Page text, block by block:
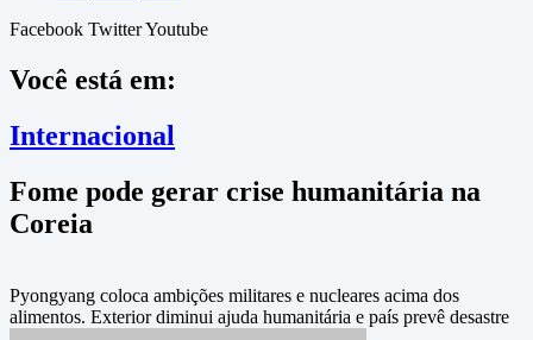
Facebook TwitterYoutube
Você está em:
Internacional
Fome pode gerar crise humanitária na
Coreia
Pyongyang coloca ambições militares e nucleares acima dos
alimentos. Exterior diminui ajuda humanitária e país prevê desastre